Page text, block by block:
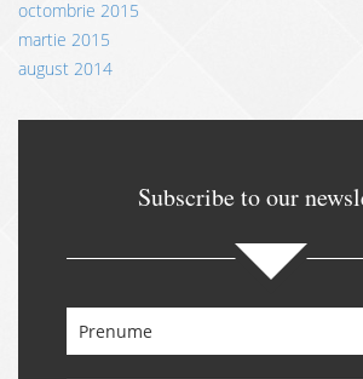
octombrie 2015
martie 2015
august 2014
Subscribe to our